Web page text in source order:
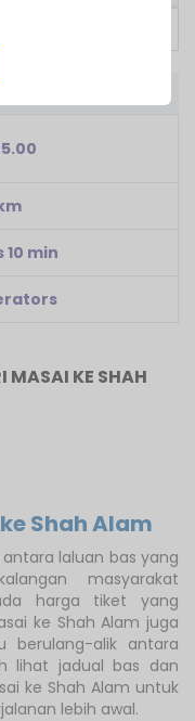
10 min
MASAI KE SHAH
Shah Alam
laluan bas yang
masyarakat
harga tiket yang
ke Shah Alam juga
berulang-alik antara
lihat jadual bas dan
ke Shah Alam untuk
lebih awal.